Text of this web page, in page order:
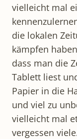
vielleicht mal
die lokalen
kämpfen
dass man die
Tablett liest
Papier in die
und viel zu
vielleicht mal
vergessen